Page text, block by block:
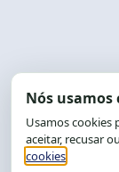
Tel.: (71)